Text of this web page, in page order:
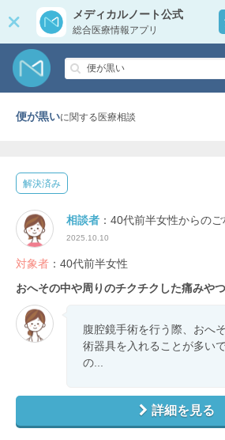
メディカルノート公式
総合医療情報アプリ
便が黒いに関する医療相談
解決済み
相談者 ：40代前半女性からのご
2025.10.10
対象者 ：40代前半女性
おへその中や周りのチクチクした痛みや
腹腔鏡手術を行う際、おへ
術器具を入れることが多い
の...
詳細を見る